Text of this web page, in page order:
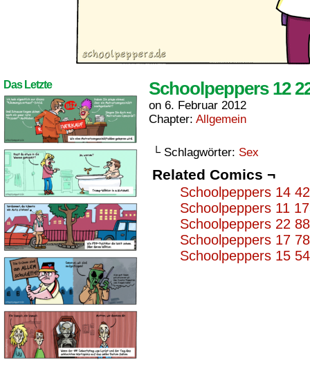
Das Letzte Schoolpeppers 12
on 6. Februar 2012
Chapter: Allgemein
└ Schlagwörter: Sex
Related Comics ¬
Schoolpeppers 14
Schoolpeppers 11
Schoolpeppers 22
Schoolpeppers 17
Schoolpeppers 15